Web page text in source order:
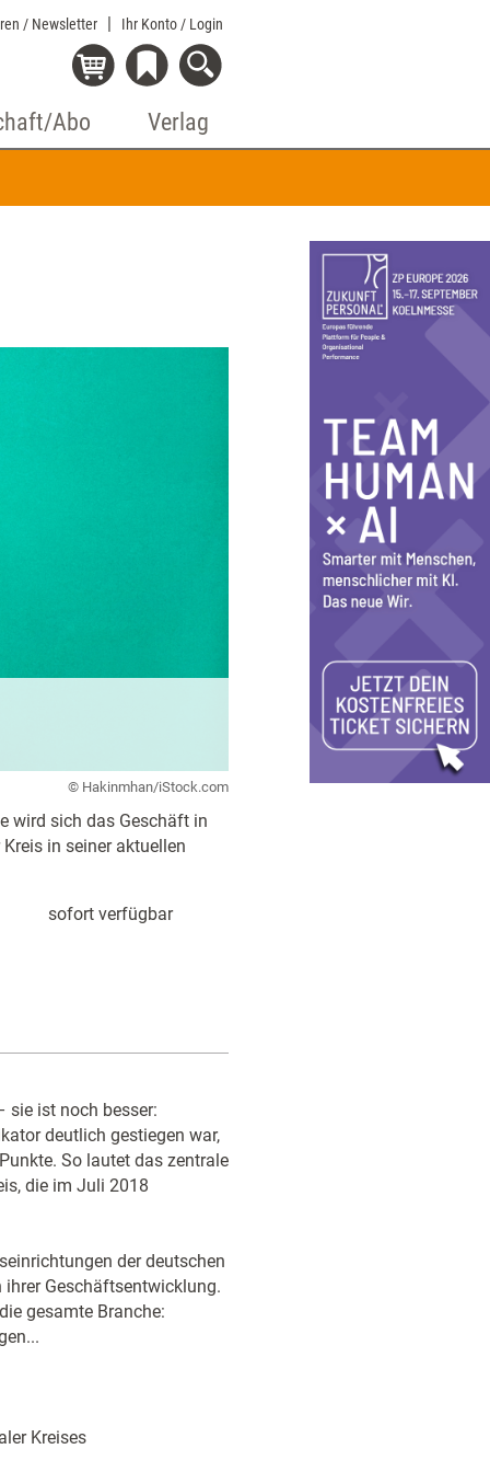
/ Newsletter Ihr Konto / Login
Abo Verlag
© Hakinmhan/iStock.com
wird sich das Geschäft in
in seiner aktuellen
sofort verfügbar
sie ist noch besser:
deutlich gestiegen war,
So lautet das zentrale
die im Juli 2018
der deutschen
Geschäftsentwicklung.
gesamte Branche:
Kreises